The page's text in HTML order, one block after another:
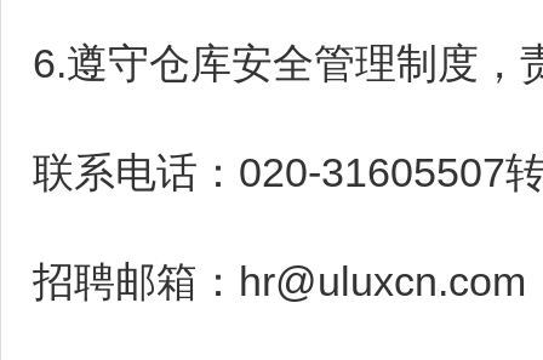
6.遵守仓库安全管理制度，
联系电话：020-31605507
招聘邮箱：hr@uluxcn.com